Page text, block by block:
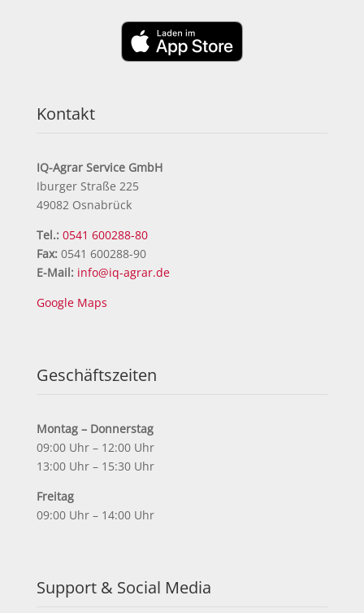
Kontakt
IQ-Agrar Service GmbH
Iburger Straße 225
49082 Osnabrück
Tel.: 0541 600288-80
Fax:0541 600288-90
E-Mail: info@iq-agrar.de
Google Maps
Geschäftszeiten
Montag – Donnerstag
09:00 Uhr – 12:00 Uhr
13:00 Uhr – 15:30 Uhr
Freitag
09:00 Uhr – 14:00 Uhr
Support & Social Media